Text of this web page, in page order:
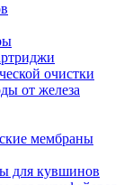
очистки
от железа
мембраны
для кувшинов